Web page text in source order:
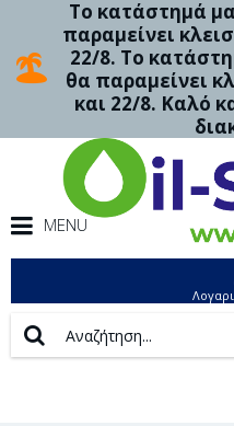
Το κατάστημά
παραμείνει
22/8. Το
θα παραμείνει
και 22/8. Καλό
MENU